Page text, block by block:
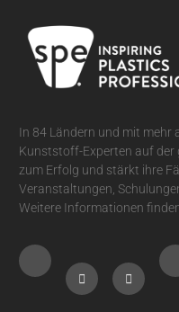
In 84 Ländern und mit mehr
Kunststoff-Experten auf der
zum Erfolg und stärkt ihre
Veranstaltungen,
Weitere Informationen